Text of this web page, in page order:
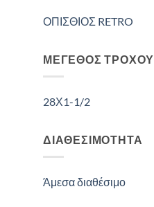
ΟΠΙΣΘΙΟΣ RETRO
ΜΈΓΕΘΟΣ ΤΡΟΧΟΎ
28Χ1-1/2
ΔΙΑΘΕΣΙΜΌΤΗΤΑ
Άμεσα διαθέσιμο